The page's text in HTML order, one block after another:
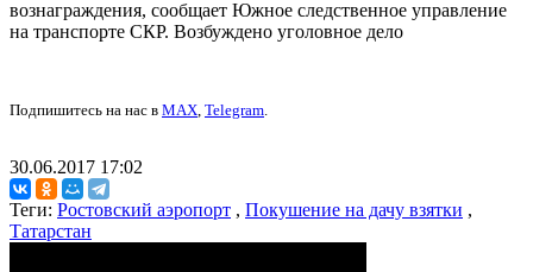
вознаграждения, сообщает Южное следственное управление
на транспорте СКР. Возбуждено уголовное дело
Подпишитесь на нас в MAX, Telegram.
30.06.2017 17:02
Теги: Ростовский аэропорт , Покушение на дачу взятки ,
Татарстан